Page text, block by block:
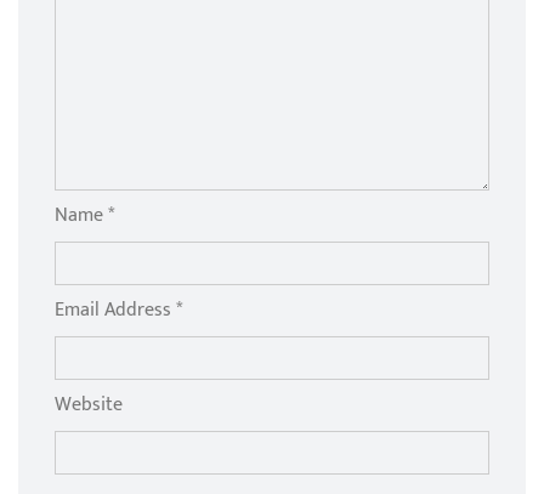
Name *
Email Address *
Website